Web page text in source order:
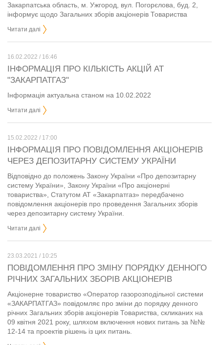
Закарпатська область, м. Ужгород, вул. Погорєлова, буд. 2,
інформує щодо Загальних зборів акціонерів Товариства
Читати далі
16.02.2022 / 16:46
ІНФОРМАЦІЯ ПРО КІЛЬКІСТЬ АКЦІЙ АТ
"ЗАКАРПАТГАЗ"
Інформація актуальна станом на 10.02.2022
Читати далі
15.02.2022 / 17:00
ІНФОРМАЦІЯ ПРО ПОВІДОМЛЕННЯ АКЦІОНЕРІВ
ЧЕРЕЗ ДЕПОЗИТАРНУ СИСТЕМУ УКРАЇНИ
Відповідно до положень Закону України «Про депозитарну
систему України», Закону України «Про акціонерні
товариства», Статутом АТ «Закарпатгаз» передбачено
повідомлення акціонерів про проведення Загальних зборів
через депозитарну систему України.
Читати далі
23.03.2021 / 10:25
ПОВІДОМЛЕННЯ ПРО ЗМІНУ ПОРЯДКУ ДЕННОГО
РІЧНИХ ЗАГАЛЬНИХ ЗБОРІВ АКЦІОНЕРІВ
Акціонерне товариство «Оператор газорозподільної системи
«ЗАКАРПАТГАЗ» повідомляє про зміни до порядку денного
річних Загальних зборів акціонерів Товариства, скликаних на
09 квітня 2021 року, шляхом включення нових питань за №№
12-14 та проектів рішень із цих питань.